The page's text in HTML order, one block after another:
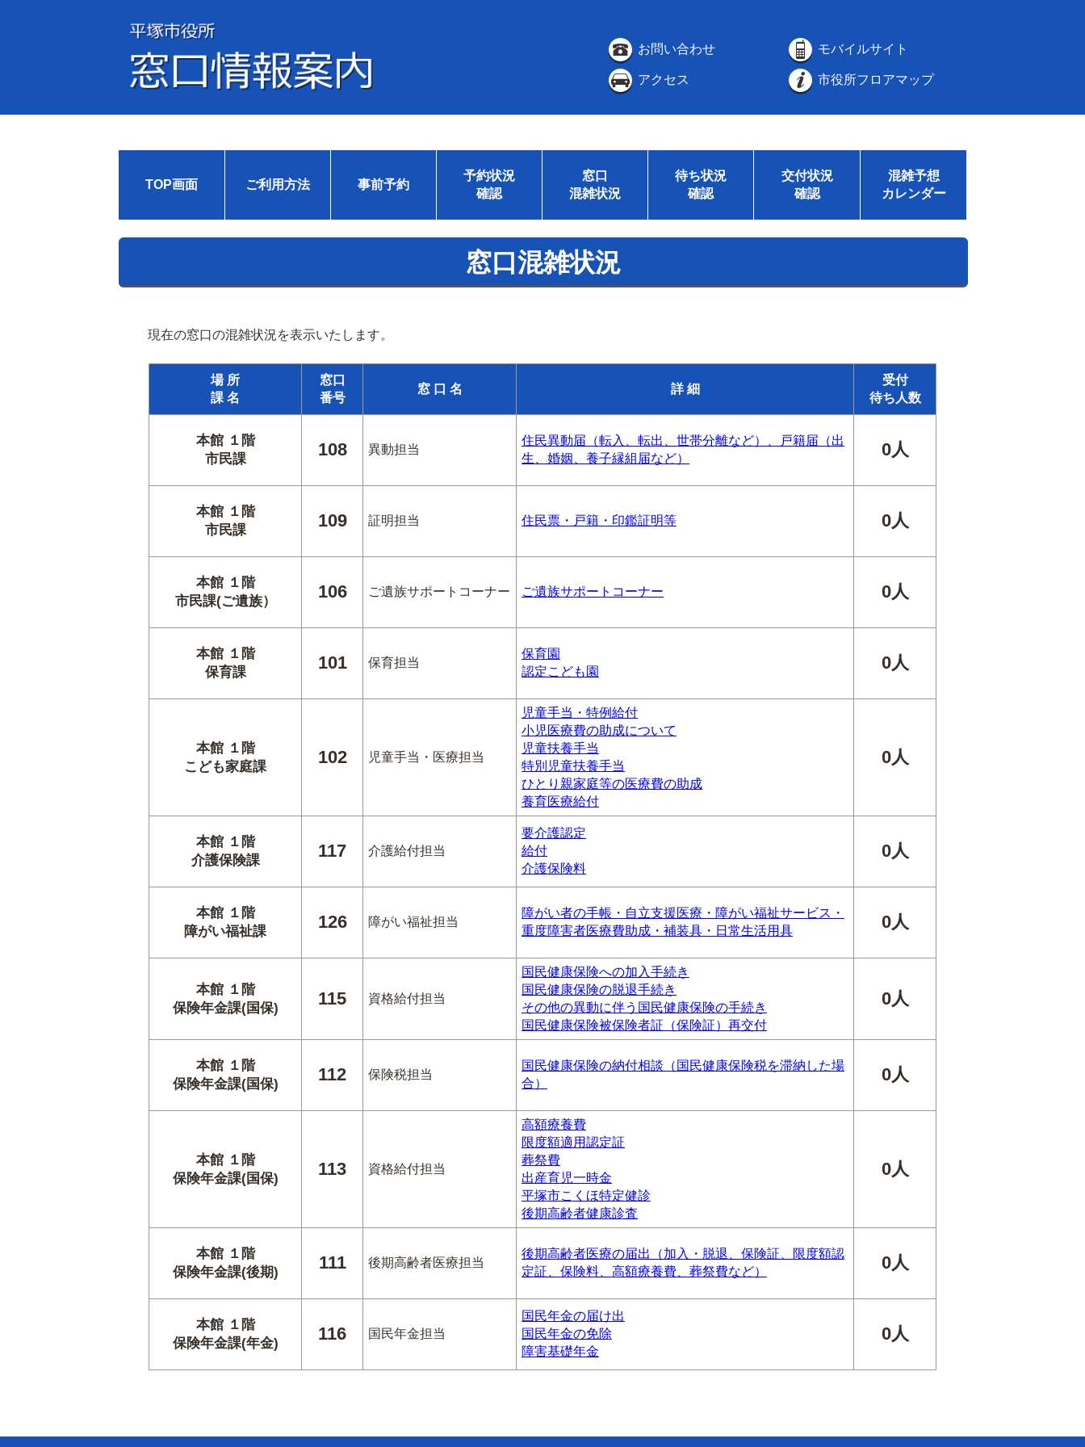
お問い合わせ モバイルサイト
アクセス 市役所フロアマップ
TOP画面 ご利用方法 事前予約
予約状況
確認
窓口
混雑状況
待ち状況
確認
交付状況
確認
混雑予想
カレンダー
窓口混雑状況
現在の窓口の混雑状況を表示いたします。
場 所
課 名
窓口
番号
窓 口 名 詳 細
受付
待ち人数
本館 １階
市民課
108 異動担当
住民異動届（転入、転出、世帯分離など）、戸籍届（出
生、婚姻、養子縁組届など）
0人
本館 １階
市民課
109 証明担当 住民票・戸籍・印鑑証明等 0人
本館 １階
市民課(ご遺族）
106 ご遺族サポートコーナー ご遺族サポートコーナー 0人
本館 １階
保育課
101 保育担当
保育園
認定こども園
0人
本館 １階
こども家庭課
102 児童手当・医療担当
児童手当・特例給付
小児医療費の助成について
児童扶養手当
特別児童扶養手当
ひとり親家庭等の医療費の助成
養育医療給付
0人
本館 １階
介護保険課
117 介護給付担当
要介護認定
給付
介護保険料
0人
本館 １階
障がい福祉課
126 障がい福祉担当
障がい者の手帳・自立支援医療・障がい福祉サービス・
重度障害者医療費助成・補装具・日常生活用具
0人
本館 １階
保険年金課(国保)
115 資格給付担当
国民健康保険への加入手続き
国民健康保険の脱退手続き
その他の異動に伴う国民健康保険の手続き
国民健康保険被保険者証（保険証）再交付
0人
本館 １階
保険年金課(国保)
112 保険税担当
国民健康保険の納付相談（国民健康保険税を滞納した場
合）
0人
本館 １階
保険年金課(国保)
113 資格給付担当
高額療養費
限度額適用認定証
葬祭費
出産育児一時金
平塚市こくほ特定健診
後期高齢者健康診査
0人
本館 １階
保険年金課(後期)
111 後期高齢者医療担当
後期高齢者医療の届出（加入・脱退、保険証、限度額認
定証、保険料、高額療養費、葬祭費など）
0人
本館 １階
保険年金課(年金)
116 国民年金担当
国民年金の届け出
国民年金の免除
障害基礎年金
0人